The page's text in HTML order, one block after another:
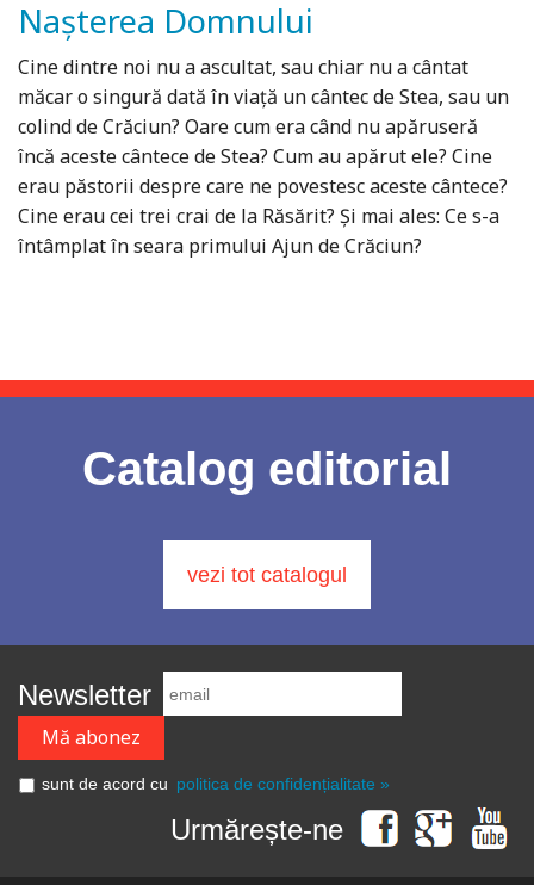
Nașterea Domnului
Cine dintre noi nu a ascultat, sau chiar nu a cântat
măcar o singură dată în viață un cântec de Stea, sau un
colind de Crăciun? Oare cum era când nu apăruseră
încă aceste cântece de Stea? Cum au apărut ele? Cine
erau păstorii despre care ne povestesc aceste cântece?
Cine erau cei trei crai de la Răsărit? Și mai ales: Ce s-a
întâmplat în seara primului Ajun de Crăciun?
Catalog editorial
vezi tot catalogul
Newsletter
sunt de acord cu politica de confidențialitate »
Urmărește-ne